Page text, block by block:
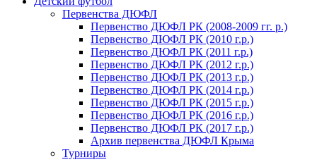
Первенства ДЮФЛ
Первенство ДЮФЛ РК (2008-2009 гг. р.)
Первенство ДЮФЛ РК (2010 г.р.)
Первенство ДЮФЛ РК (2011 г.р.)
Первенство ДЮФЛ РК (2012 г.р.)
Первенство ДЮФЛ РК (2013 г.р.)
Первенство ДЮФЛ РК (2014 г.р.)
Первенство ДЮФЛ РК (2015 г.р.)
Первенство ДЮФЛ РК (2016 г.р.)
Первенство ДЮФЛ РК (2017 г.р.)
Архив первенства ДЮФЛ Крыма
Турниры